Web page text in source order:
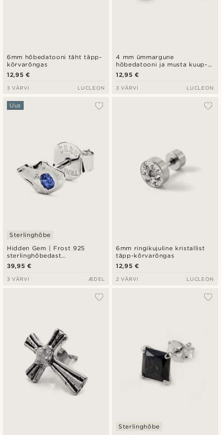
6mm hõbedatooni täht täpp-
kõrvarõngas
12,95 €
3 VÄRVI LUCLEON
4 mm ümmargune
hõbedatooni ja musta kuup-
tsirkooni kõrvarõngas
12,95 €
3 VÄRVI LUCLEON
Hidden Gem | Frost 925
sterlinghõbedast
nööpkõrvarõngas
Uus
Sterlinghõbe
39,95 €
3 VÄRVI ÆDEL
6mm ringikujuline kristallist
täpp-kõrvarõngas
12,95 €
2 VÄRVI LUCLEON
Sterlinghõbe